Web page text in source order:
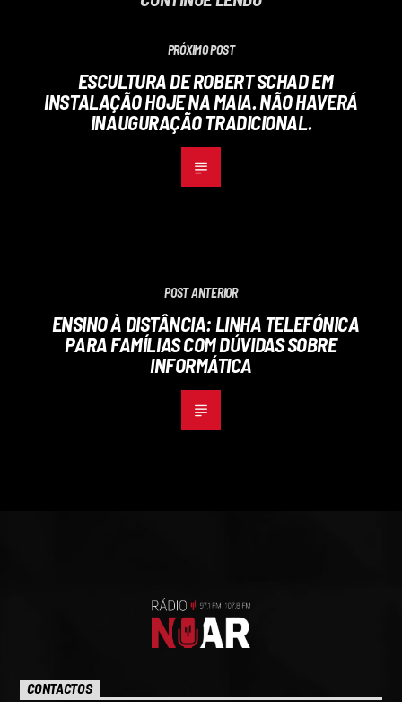
PRÓXIMO POST
ESCULTURA DE ROBERT SCHAD EM
INSTALAÇÃO HOJE NA MAIA. NÃO HAVERÁ
INAUGURAÇÃO TRADICIONAL.
POST ANTERIOR
ENSINO À DISTÂNCIA: LINHA TELEFÓNICA
PARA FAMÍLIAS COM DÚVIDAS SOBRE
INFORMÁTICA
CONTACTOS